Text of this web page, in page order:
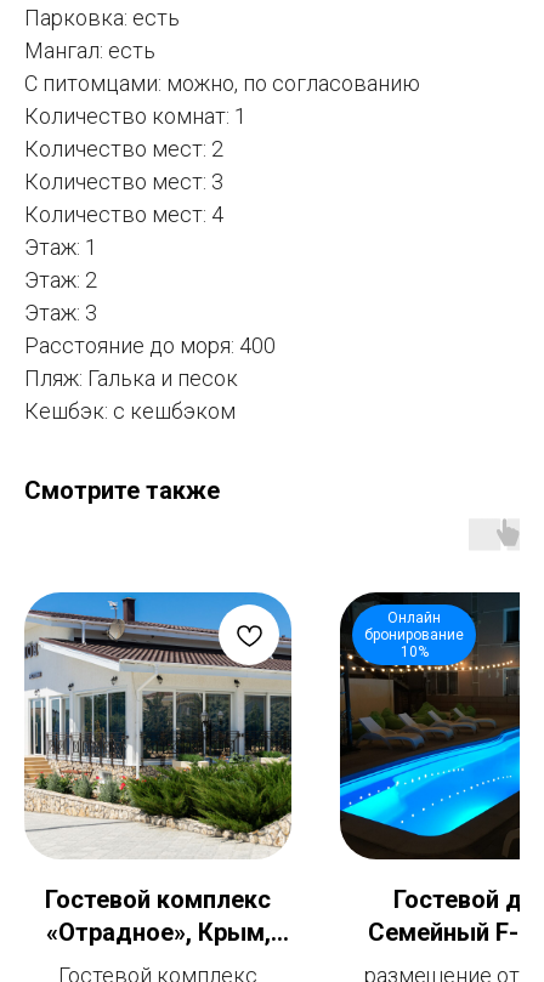
Парковка: есть
Мангал: есть
С питомцами: можно, по согласованию
Количество комнат: 1
Количество мест: 2
Количество мест: 3
Количество мест: 4
Этаж: 1
Этаж: 2
Этаж: 3
Расстояние до моря: 400
Пляж: Галька и песок
Кешбэк: с кешбэком
Смотрите также
Гостевой комплекс
«Отрадное», Крым,
Черноморский район,
Гостевой комплекс
Онлайн
бронирование
10%
Гостевой
Семейный F-
Феодосия,
размещение от 1